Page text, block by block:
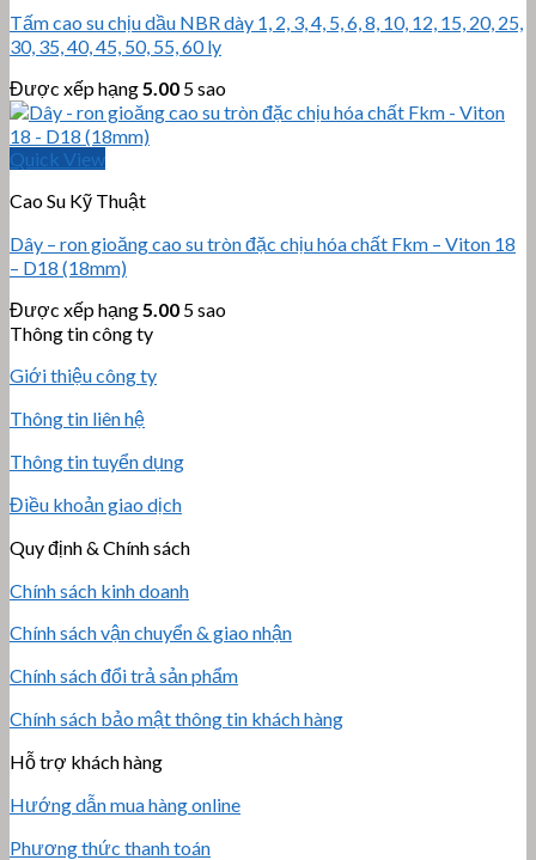
Tấm cao su chịu dầu NBR dày 1, 2, 3, 4, 5, 6, 8, 10, 12, 15, 20, 25,
30, 35, 40, 45, 50, 55, 60 ly
Được xếp hạng 5.00 5 sao
Quick View
Cao Su Kỹ Thuật
Dây – ron gioăng cao su tròn đặc chịu hóa chất Fkm – Viton 18
– D18 (18mm)
Được xếp hạng 5.00 5 sao
Thông tin công ty
Giới thiệu công ty
Thông tin liên hệ
Thông tin tuyển dụng
Điều khoản giao dịch
Quy định & Chính sách
Chính sách kinh doanh
Chính sách vận chuyển & giao nhận
Chính sách đổi trả sản phẩm
Chính sách bảo mật thông tin khách hàng
Hỗ trợ khách hàng
Hướng dẫn mua hàng online
Phương thức thanh toán